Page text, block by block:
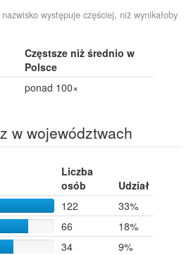
8
7
7
6
6
6
6
5
5
5
5
występuje częściej, niż wynikałoby
Częstsze niż średnio w
Polsce
ponad 100×
w województwach
Liczba
osób
Udział
122
33%
66
18%
34
9%